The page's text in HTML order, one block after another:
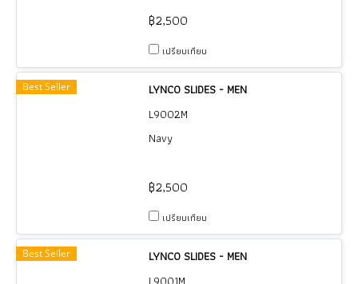
฿2,500
เปรียบเทียบ
Best Seller
LYNCO SLIDES - MEN
L9002M
Navy
฿2,500
เปรียบเทียบ
Best Seller
LYNCO SLIDES - MEN